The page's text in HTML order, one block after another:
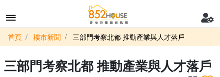
首頁 樓市新聞 三部門考察北都 推動產業與人才落戶
三部門考察北都 推動產業與人才落戶